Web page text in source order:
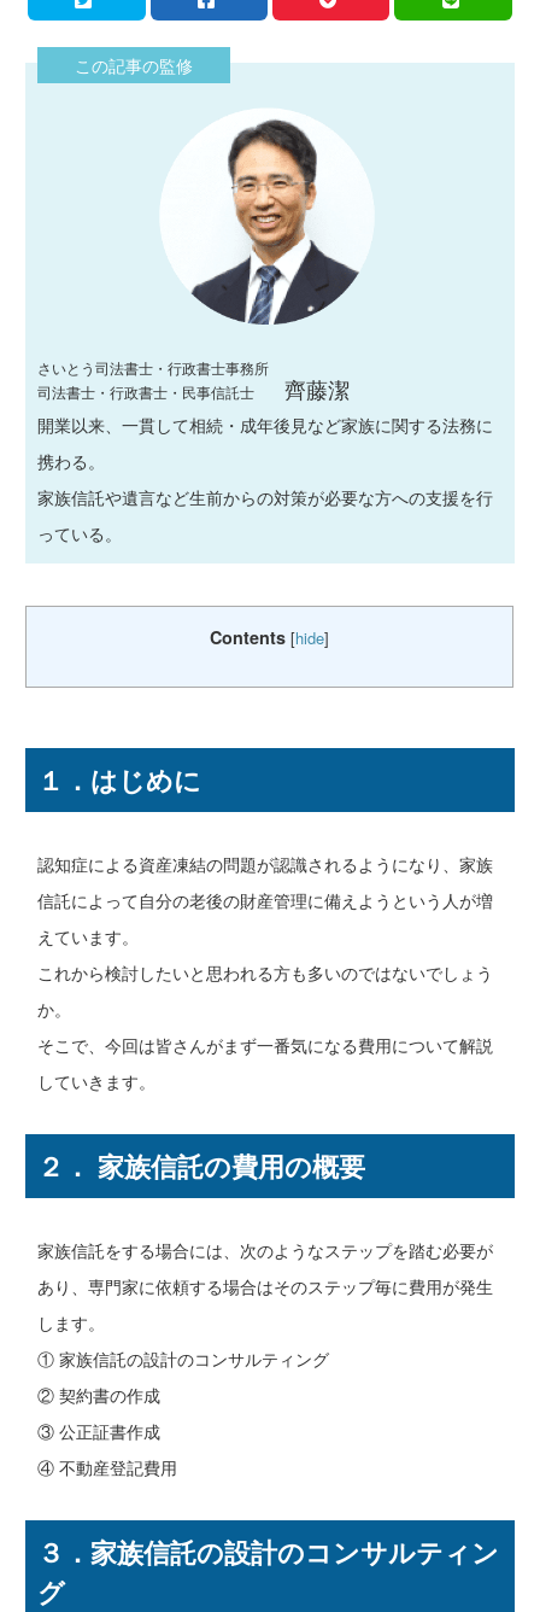
この記事の監修
さいとう司法書士・行政書士事務所
司法書士・行政書士・民事信託士
齊藤潔
開業以来、一貫して相続・成年後見など家族に関する法務に
携わる。
家族信託や遺言など生前からの対策が必要な方への支援を行
っている。
Contents [hide]
１．はじめに
認知症による資産凍結の問題が認識されるようになり、家族
信託によって自分の老後の財産管理に備えようという人が増
えています。
これから検討したいと思われる方も多いのではないでしょう
か。
そこで、今回は皆さんがまず一番気になる費用について解説
していきます。
２． 家族信託の費用の概要
家族信託をする場合には、次のようなステップを踏む必要が
あり、専門家に依頼する場合はそのステップ毎に費用が発生
します。
① 家族信託の設計のコンサルティング
② 契約書の作成
③ 公正証書作成
④ 不動産登記費用
３．家族信託の設計のコンサルティン
グ